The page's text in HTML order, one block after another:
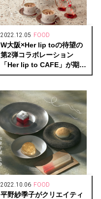
2022.12.05 FOOD
W大阪×Her lip toの待望の
第2弾コラボレーション
「Her lip to CAFE」が期間
限定で開催中！
2022.10.06 FOOD
平野紗季子がクリエイティ